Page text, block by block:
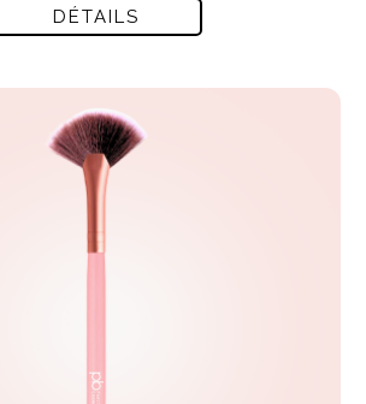
DÉTAILS